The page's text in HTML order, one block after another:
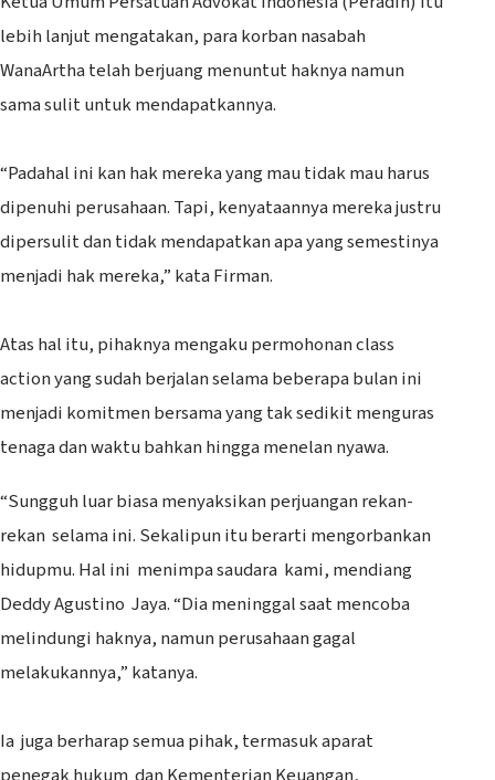
lebih lanjut mengatakan, para korban nasabah
WanaArtha telah berjuang menuntut haknya namun
sama sulit untuk mendapatkannya.
“Padahal ini kan hak mereka yang mau tidak mau harus
dipenuhi perusahaan. Tapi, kenyataannya mereka justru
dipersulit dan tidak mendapatkan apa yang semestinya
menjadi hak mereka,” kata Firman.
Atas hal itu, pihaknya mengaku permohonan class
action yang sudah berjalan selama beberapa bulan ini
menjadi komitmen bersama yang tak sedikit menguras
tenaga dan waktu bahkan hingga menelan nyawa.
“Sungguh luar biasa menyaksikan perjuangan rekan-
rekan selama ini. Sekalipun itu berarti mengorbankan
hidupmu. Hal ini menimpa saudara kami, mendiang
Deddy Agustino Jaya. “Dia meninggal saat mencoba
melindungi haknya, namun perusahaan gagal
melakukannya,” katanya.
Ia juga berharap semua pihak, termasuk aparat